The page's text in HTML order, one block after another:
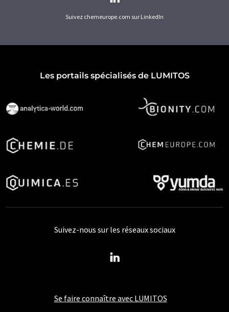
Suivez chemeurope.com sur LinkedIn
Les portails spécialisés de LUMITOS
Se faire connaître avec LUMITOS
Suivez-nous sur les réseaux sociaux